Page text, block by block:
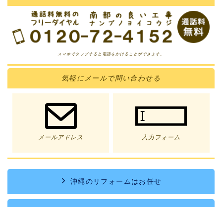
スマホでタップすると電話をかけることができます。
気軽にメールで問い合わせる
メールアドレス 入力フォーム
沖縄のリフォームはお任せ